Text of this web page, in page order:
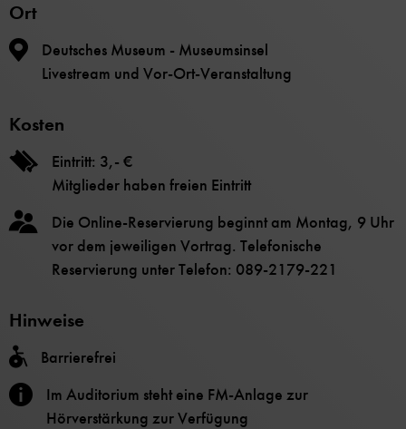
Ort
Deutsches Museum - Museumsinsel
Livestream und Vor-Ort-Veranstaltung
Kosten
Eintritt: 3,- €
Mitglieder haben freien Eintritt
Die Online-Reservierung beginnt am Montag, 9 Uhr
vor dem jeweiligen Vortrag. Telefonische
Reservierung unter Telefon: 089-2179-221
Hinweise
Barrierefrei
Im Auditorium steht eine FM-Anlage zur
Hörverstärkung zur Verfügung